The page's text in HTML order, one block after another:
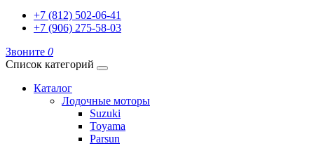
+7 (812) 502-06-41
+7 (906) 275-58-03
Звоните 0
Список категорий
Каталог
Лодочные моторы
Suzuki
Toyama
Parsun